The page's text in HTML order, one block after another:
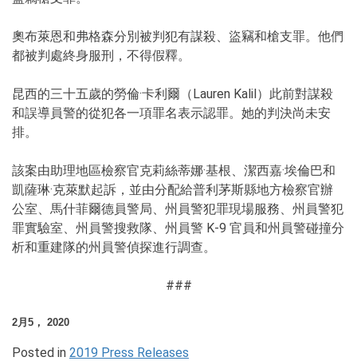
奧布萊恩和弗格森分別被判犯有謀殺、盜竊和槍支罪。他們
都被判處終身服刑，不得假釋。
昆西的三十五歲的勞倫·卡利爾（Lauren Kalil）此前對謀殺
和誤導員警的從犯各一項罪名表示認罪。她的判決尚未安
排。
該案由助理地區檢察官克莉絲蒂娜·基根、潔西嘉·埃倫巴和
凱薩琳·克萊默起訴，並由分配給普利茅斯縣地方檢察官辦
公室、馬什菲爾德員警局、州員警犯罪現場服務、州員警犯
罪實驗室、州員警搜救隊、州員警 K-9 官員和州員警碰撞分
析和重建隊的州員警偵探進行調查。
###
2月5， 2020
Posted in 2019 Press Releases